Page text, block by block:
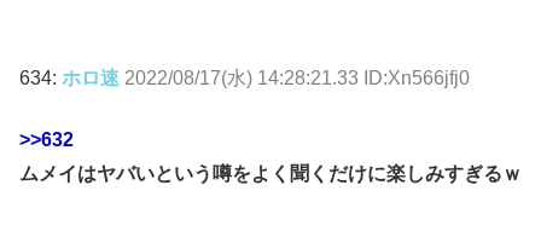
634: ホロ速 2022/08/17(水) 14:28:21.33 ID:Xn566jfj0
>>632
ムメイはヤバいという噂をよく聞くだけに楽しみすぎるｗ